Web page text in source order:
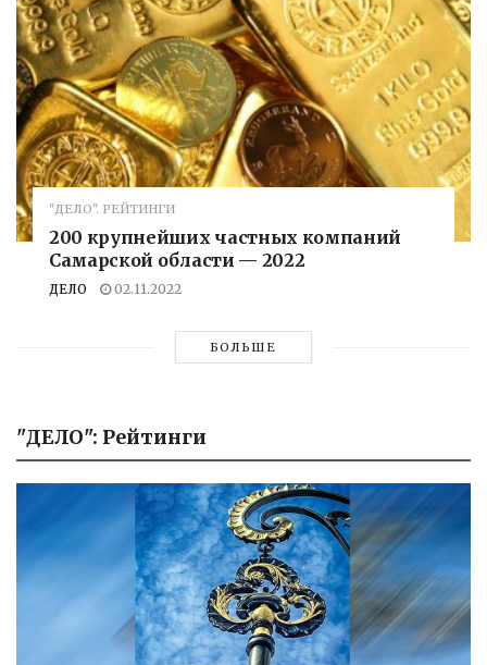
"ДЕЛО". РЕЙТИНГИ
200 крупнейших частных компаний
Самарской области — 2022
ДЕЛО 02.11.2022
БОЛЬШЕ
"ДЕЛО": Рейтинги